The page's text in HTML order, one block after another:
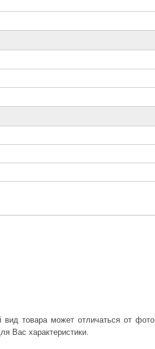
товара может отличаться от
Вас характеристики.